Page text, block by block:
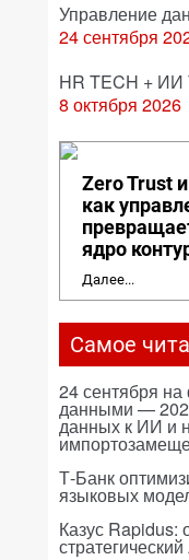
Управление
24 сентября
HR TECH +
8 октября 2026
Zero Trust
как
ядро
Далее...
Самое
24 сентября
данными —
данных к ИИ и
Т-Банк
языковых
Казус Rapidus: